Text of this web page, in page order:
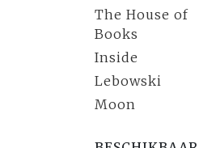
The House of
Books
Inside
Lebowski
Moon